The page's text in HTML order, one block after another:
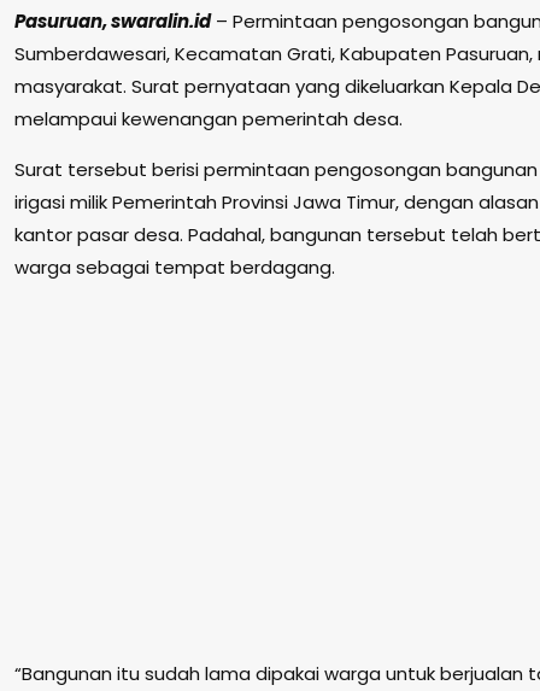
Pasuruan, swaralin.id – Permintaan pengosongan
Sumberdawesari, Kecamatan Grati, Kabupaten
masyarakat. Surat pernyataan yang dikeluarkan Kepala
melampaui kewenangan pemerintah desa.
Surat tersebut berisi permintaan pengosongan
irigasi milik Pemerintah Provinsi Jawa Timur, dengan
kantor pasar desa. Padahal, bangunan tersebut telah
warga sebagai tempat berdagang.
“Bangunan itu sudah lama dipakai warga untuk berjualan